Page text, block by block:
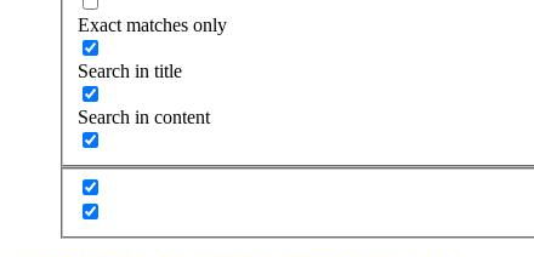
Exact matches only
Search in title
Search in content